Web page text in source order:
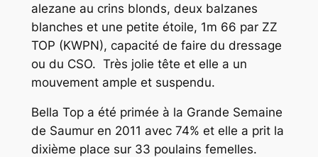
alezane au crins blonds, deux balzanes
blanches et une petite étoile, 1m 66 par ZZ
TOP (KWPN), capacité de faire du dressage
ou du CSO. Très jolie tête et elle a un
mouvement ample et suspendu.
Bella Top a été primée à la Grande Semaine
de Saumur en 2011 avec 74% et elle a prit la
dixième place sur 33 poulains femelles.